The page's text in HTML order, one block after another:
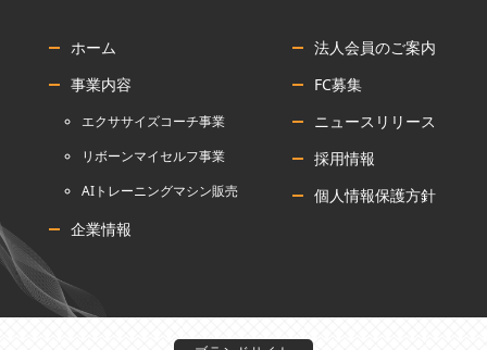
ホーム
事業内容
エクササイズコーチ事業
リボーンマイセルフ事業
AIトレーニングマシン販売
企業情報
法人会員のご案内
FC募集
ニュースリリース
採用情報
個人情報保護方針